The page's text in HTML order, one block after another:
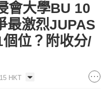
會大學BU 10
最激烈JUPAS
位？附收分/
HKT